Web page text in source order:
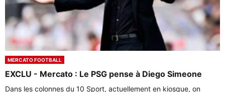
MERCATO FOOTBALL
EXCLU - Mercato : Le PSG pense à Diego Simeone
Dans les colonnes du 10 Sport, actuellement en kiosque, on